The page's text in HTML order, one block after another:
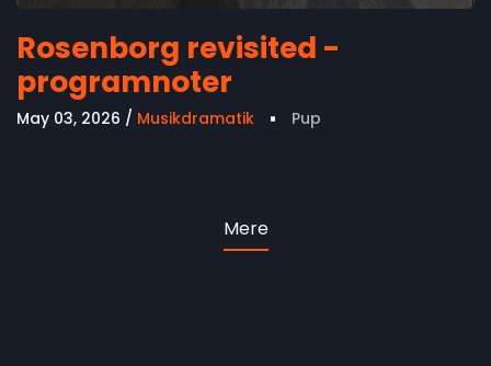
Rosenborg revisited -
programnoter
May 03, 2026 Musikdramatik Pup
Mere